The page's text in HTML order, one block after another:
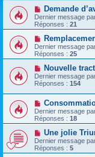
Demande
Dernier message
Réponses : 21
Dernier message
Réponses : 25
Nouvelle
Dernier message
Réponses : 154
Dernier message
Réponses : 18
Une jolie
Dernier message
Réponses : 5